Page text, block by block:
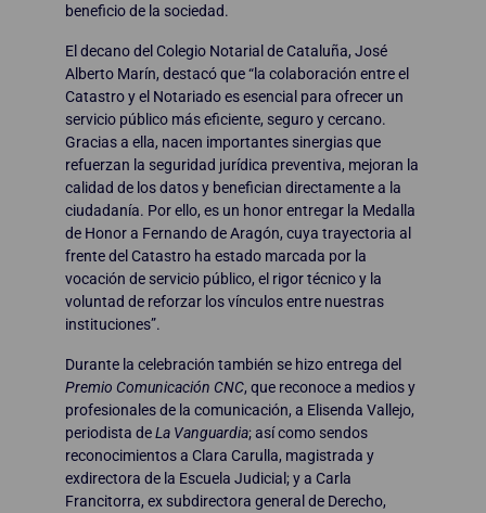
beneficio de la sociedad.
El decano del Colegio Notarial de Cataluña, José
Alberto Marín, destacó que “la colaboración entre el
Catastro y el Notariado es esencial para ofrecer un
servicio público más eficiente, seguro y cercano.
Gracias a ella, nacen importantes sinergias que
refuerzan la seguridad jurídica preventiva, mejoran la
calidad de los datos y benefician directamente a la
ciudadanía. Por ello, es un honor entregar la Medalla
de Honor a Fernando de Aragón, cuya trayectoria al
frente del Catastro ha estado marcada por la
vocación de servicio público, el rigor técnico y la
voluntad de reforzar los vínculos entre nuestras
instituciones”.
Durante la celebración también se hizo entrega del
Premio Comunicación CNC, que reconoce a medios y
profesionales de la comunicación, a Elisenda Vallejo,
periodista deLa Vanguardia; así como sendos
reconocimientos a Clara Carulla, magistrada y
exdirectora de la Escuela Judicial; y a Carla
Francitorra, ex subdirectora general de Derecho,